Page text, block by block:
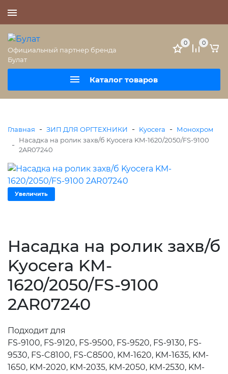
Официальный партнер бренда
Булат
Каталог товаров
0 0
Главная - ЗИП ДЛЯ ОРГТЕХНИКИ - Kyocera - Монохром
-
Насадка на ролик захв/б Kyocera KM-1620/2050/FS-9100
2AR07240
Увеличить
Насадка на ролик захв/б
Kyocera KM-
1620/2050/FS-9100
2AR07240
Подходит для
FS-9100, FS-9120, FS-9500, FS-9520, FS-9130, FS-
9530, FS-C8100, FS-C8500, KM-1620, KM-1635, KM-
1650, KM-2020, KM-2035, KM-2050, KM-2530, KM-